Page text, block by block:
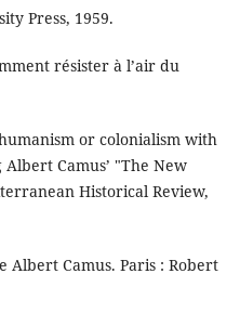
Press, 1959.
résister à l’air du
or colonialism with
Camus’ "The New
Historical Review,
Albert Camus. Paris : Robert